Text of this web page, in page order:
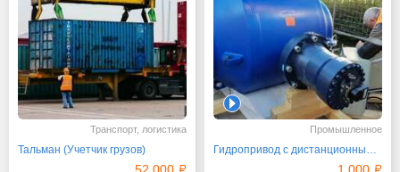
Транспорт, логистика
Тальман (Учетчик грузов)
1
Промышленное
Гидропривод с дистанционным управлением